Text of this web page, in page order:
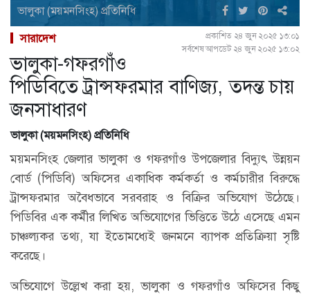
ভালুকা (ময়মনসিংহ) প্রতিনিধি
সারাদেশ
প্রকাশিত ২৪ জুন ২০২৫ ১৩:০১
সর্বশেষ আপডেট ২৪ জুন ২০২৫ ১৩:০২
ভালুকা-গফরগাঁও
পিডিবিতে ট্রান্সফরমার বাণিজ্য, তদন্ত চায়
জনসাধারণ
ভালুকা (ময়মনসিংহ) প্রতিনিধি
ময়মনসিংহ জেলার ভালুকা ও গফরগাঁও উপজেলার বিদ্যুৎ উন্নয়ন
বোর্ড (পিডিবি) অফিসের একাধিক কর্মকর্তা ও কর্মচারীর বিরুদ্ধে
ট্রান্সফরমার অবৈধভাবে সরবরাহ ও বিক্রির অভিযোগ উঠেছে।
পিডিবির এক কর্মীর লিখিত অভিযোগের ভিত্তিতে উঠে এসেছে এমন
চাঞ্চল্যকর তথ্য, যা ইতোমধ্যেই জনমনে ব্যাপক প্রতিক্রিয়া সৃষ্টি
করেছে।
অভিযোগে উল্লেখ করা হয়, ভালুকা ও গফরগাঁও অফিসের কিছু